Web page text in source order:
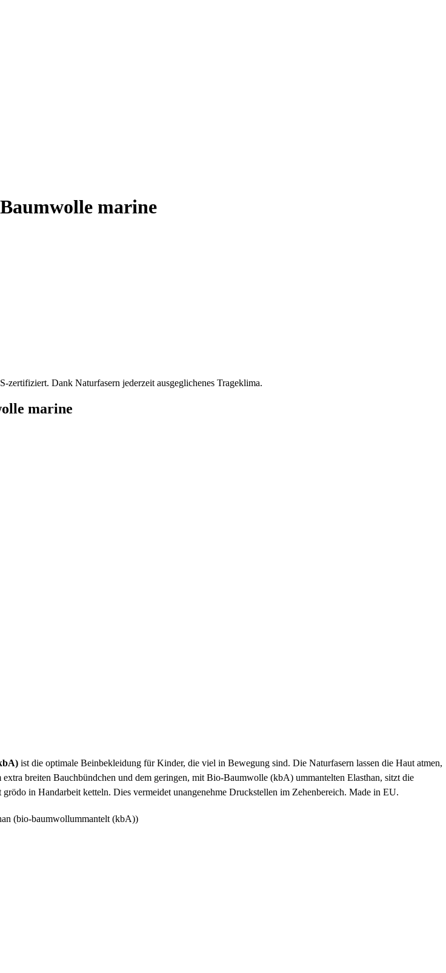
marine
Dank Naturfasern jederzeit ausgeglichenes Trageklima.
marine
ist die optimale Beinbekleidung für Kinder, die viel in Bewegung sind. Die Naturfasern lassen die Haut atmen,
breiten Bauchbündchen und dem geringen, mit Bio-Baumwolle (kbA) ummantelten Elasthan, sitzt die
in Handarbeit ketteln. Dies vermeidet unangenehme Druckstellen im Zehenbereich. Made in EU.
(bio-baumwollummantelt (kbA))